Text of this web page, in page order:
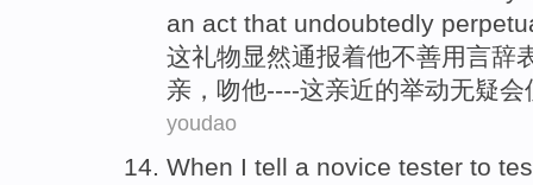
an act that undoubtedly
这礼物显然通报着他不善用言辞
亲， 吻他----这亲近的举动无疑会
youdao
When I tell a novice tester to